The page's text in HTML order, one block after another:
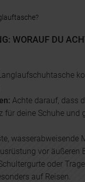
WORAUF DU
Achte darauf, dass
für deine Schuhe und
wasserabweisende
vor äußeren
oder
auf Reisen.